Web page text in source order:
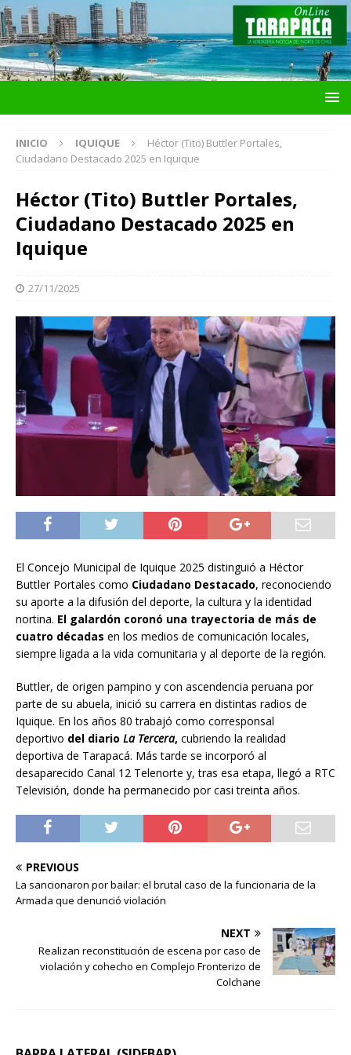
INICIO IQUIQUE
Héctor (Tito) Buttler Portales,
Ciudadano Destacado 2025 en Iquique
Héctor (Tito) Buttler Portales,
Ciudadano Destacado 2025 en
Iquique
27/11/2025
El Concejo Municipal de Iquique 2025 distinguió a Héctor
Buttler Portales como Ciudadano Destacado, reconociendo
su aporte a la difusión del deporte, la cultura y la identidad
nortina. El galardón coronó una trayectoria de más de
cuatro décadas en los medios de comunicación locales,
siempre ligada a la vida comunitaria y al deporte de la región.
Buttler, de origen pampino y con ascendencia peruana por
parte de su abuela, inició su carrera en distintas radios de
Iquique. En los años 80 trabajó como corresponsal
deportivo del diario La Tercera, cubriendo la realidad
deportiva de Tarapacá. Más tarde se incorporó al
desaparecido Canal 12 Telenorte y, tras esa etapa, llegó a RTC
Televisión, donde ha permanecido por casi treinta años.
PREVIOUS
La sancionaron por bailar: el brutal caso de la funcionaria de la
Armada que denunció violación
NEXT
Realizan reconstitución de escena por caso de
violación y cohecho en Complejo Fronterizo de
Colchane